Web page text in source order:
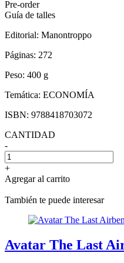
Pre-order
Guía de talles
Editorial: Manontroppo
Páginas: 272
Peso: 400 g
Temática: ECONOMÍA
ISBN: 9788418703072
CANTIDAD
-
+
Agregar al carrito
También te puede interesar
Avatar The Last